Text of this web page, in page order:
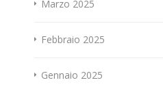
Marzo 2025
Febbraio 2025
Gennaio 2025